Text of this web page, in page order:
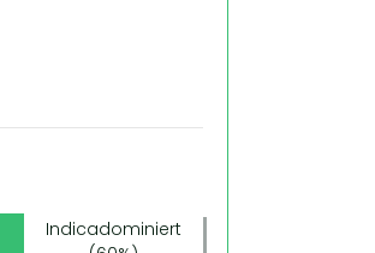
Indicadominiert